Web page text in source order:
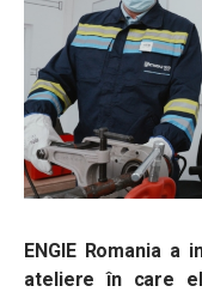
ENGIE Romania
ateliere în care